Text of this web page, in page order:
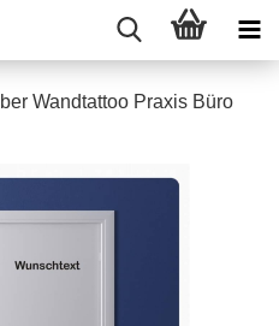
Wandtattoo Praxis Büro